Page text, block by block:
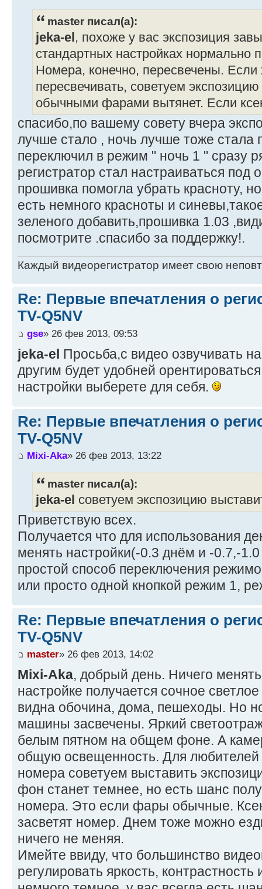
master писал(а):
jeka-el , похоже у вас экспозиция
стандартных настройках нормально
Номера, конечно, пересвечены. Если
пересвечивать, советуем
обычными фарами вытянет. Если
спасибо,по вашему совету вчера
лучше стало , ночь лучше тоже стала
переключил в режим " ночь 1 " сразу
регистратор стал настраиваться
прошивка помогла убрать красноту,
есть немного красноты и
зеленого добавить,прошивка 1.03
посмотрите .спасибо за поддержку!.
Каждый видеорегистратор имеет свою
Re: Первые впечатления о
TV-Q5NV
gse» 26 фев 2013, 09:53
jeka-el Просьба,с видео озвучивать
другим будет удобней
настройки выберете для себя.
Re: Первые впечатления о
TV-Q5NV
Mixi-Aka» 26 фев 2013, 13:22
master писал(а):
jeka-el советуем экспозицию
Приветствую всех.
Получается что для использования
менять настройки(-0.3 днём и -0.7,-
простой способ переключения
или просто одной кнопкой режим 1,
Re: Первые впечатления о
TV-Q5NV
master» 26 фев 2013, 14:02
Mixi-Aka, добрый день. Ничего
настройке получается сочное
видна обочина, дома, пешеходы. Но
машины засвечены. Яркий
белым пятном на общем фоне. А
общую освещенность. Для любителей
номера советуем выставить
фон станет темнее, но есть шанс
номера. Это если фары обычные.
засветят номер. Днем тоже можно
ничего не меняя.
Имейте ввиду, что большинство
регулировать яркость,